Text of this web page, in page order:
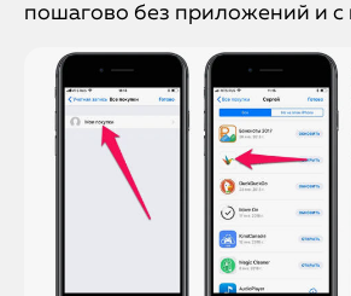
пошагово без приложений и с